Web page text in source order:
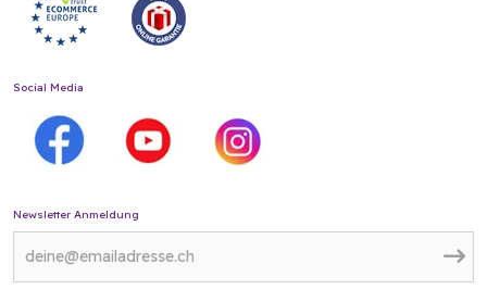
Social Media
Newsletter Anmeldung